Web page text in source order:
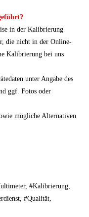
in der Kalibrierung
die nicht in der Online-
Kalibrierung bei uns
unter Angabe des
ggf. Fotos oder
mögliche Alternativen
#Kalibrierung,
#Qualität,